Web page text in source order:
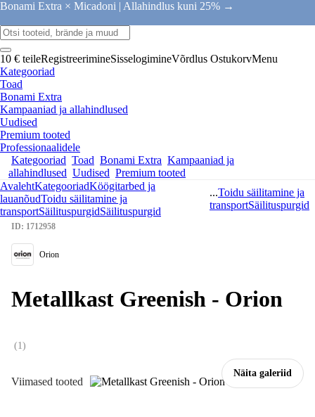
Bonami Extra × Micadoni | Allahindlus kuni 25% →
10 € teileRegistreerimineSisselogimineVõrdlus OstukorvMenu
Kategooriad
Toad
Bonami Extra
Kampaaniad ja allahindlused
Uudised
Premium tooted
Professionaalidele
Kategooriad Toad Bonami Extra Kampaaniad ja
allahindlused Uudised Premium tooted
AvalehtKategooriadKöögitarbed ja
lauanõudToidu säilitamine ja
transportSäilituspurgidSäilituspurgid
...Toidu säilitamine ja
transportSäilituspurgid
Näita galeriid
Viimased tooted
ID: 1712958
Orion
Metallkast Greenish - Orion
(1 )